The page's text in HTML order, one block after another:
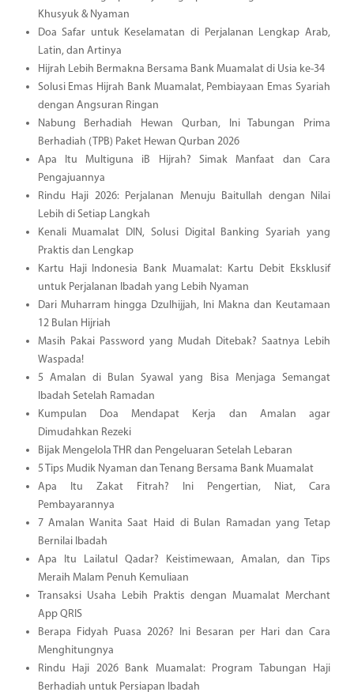
Khusyuk & Nyaman
Doa Safar untuk Keselamatan di Perjalanan Lengkap Arab,
Latin, dan Artinya
Hijrah Lebih Bermakna Bersama Bank Muamalat di Usia ke-34
Solusi Emas Hijrah Bank Muamalat, Pembiayaan Emas Syariah
dengan Angsuran Ringan
Nabung Berhadiah Hewan Qurban, Ini Tabungan Prima
Berhadiah (TPB) Paket Hewan Qurban 2026
Apa Itu Multiguna iB Hijrah? Simak Manfaat dan Cara
Pengajuannya
Rindu Haji 2026: Perjalanan Menuju Baitullah dengan Nilai
Lebih di Setiap Langkah
Kenali Muamalat DIN, Solusi Digital Banking Syariah yang
Praktis dan Lengkap
Kartu Haji Indonesia Bank Muamalat: Kartu Debit Eksklusif
untuk Perjalanan Ibadah yang Lebih Nyaman
Dari Muharram hingga Dzulhijjah, Ini Makna dan Keutamaan
12 Bulan Hijriah
Masih Pakai Password yang Mudah Ditebak? Saatnya Lebih
Waspada!
5 Amalan di Bulan Syawal yang Bisa Menjaga Semangat
Ibadah Setelah Ramadan
Kumpulan Doa Mendapat Kerja dan Amalan agar
Dimudahkan Rezeki
Bijak Mengelola THR dan Pengeluaran Setelah Lebaran
5 Tips Mudik Nyaman dan Tenang Bersama Bank Muamalat
Apa Itu Zakat Fitrah? Ini Pengertian, Niat, Cara
Pembayarannya
7 Amalan Wanita Saat Haid di Bulan Ramadan yang Tetap
Bernilai Ibadah
Apa Itu Lailatul Qadar? Keistimewaan, Amalan, dan Tips
Meraih Malam Penuh Kemuliaan
Transaksi Usaha Lebih Praktis dengan Muamalat Merchant
App QRIS
Berapa Fidyah Puasa 2026? Ini Besaran per Hari dan Cara
Menghitungnya
Rindu Haji 2026 Bank Muamalat: Program Tabungan Haji
Berhadiah untuk Persiapan Ibadah